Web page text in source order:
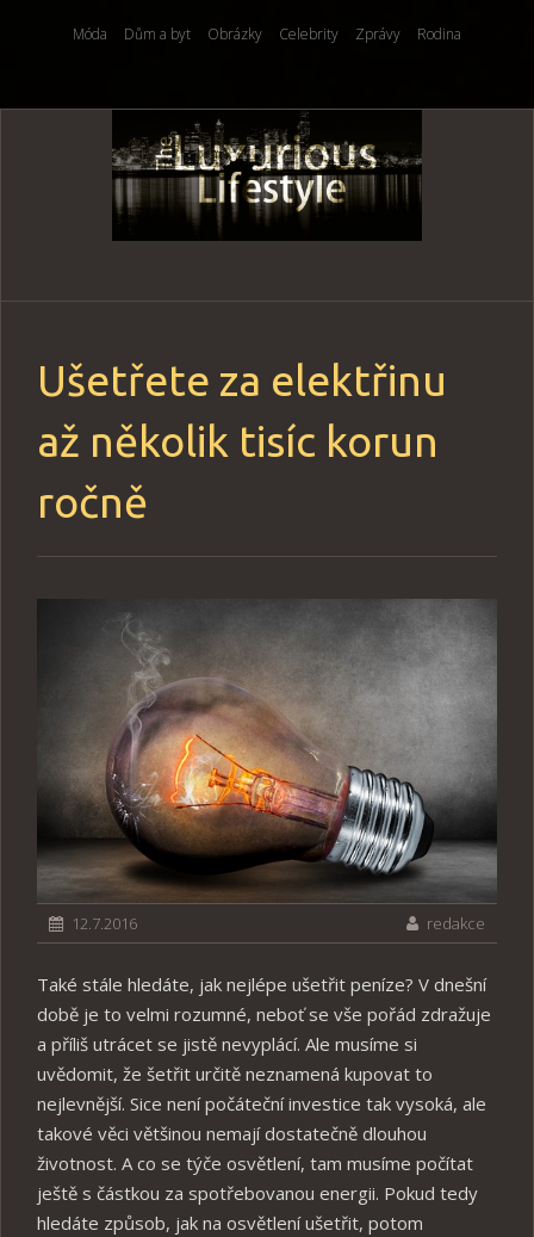
Móda Dům a byt Obrázky Celebrity Zprávy Rodina
Skip
Ušetřete za elektřinu
až několik tisíc korun
ročně
12.7.2016 redakce
Také stále hledáte, jak nejlépe ušetřit peníze? V dnešní
době je to velmi rozumné, neboť se vše pořád zdražuje
a příliš utrácet se jistě nevyplácí. Ale musíme si
uvědomit, že šetřit určitě neznamená kupovat to
nejlevnější. Sice není počáteční investice tak vysoká, ale
takové věci většinou nemají dostatečně dlouhou
životnost. A co se týče osvětlení, tam musíme počítat
ještě s částkou za spotřebovanou energii. Pokud tedy
hledáte způsob, jak na osvětlení ušetřit, potom